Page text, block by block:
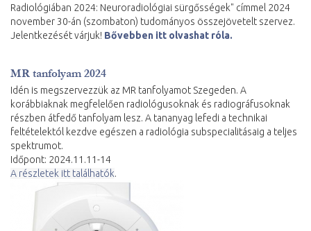
Radiológiában 2024: Neuroradiológiai sürgősségek" címmel 2024
november 30-án (szombaton) tudományos összejövetelt szervez.
Jelentkezését várjuk! Bővebben itt olvashat róla.
MR tanfolyam 2024
Idén is megszervezzük az MR tanfolyamot Szegeden. A
korábbiaknak megfelelően radiológusoknak és radiográfusoknak
részben átfedő tanfolyam lesz. A tananyag lefedi a technikai
feltételektól kezdve egészen a radiológia subspecialitásaig a teljes
spektrumot.
Időpont: 2024.11.11-14
A részletek itt találhatók.